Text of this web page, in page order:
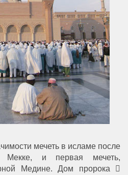
мечеть в исламе после
Мекке, и первая мечеть,
Медине. Дом пророка 